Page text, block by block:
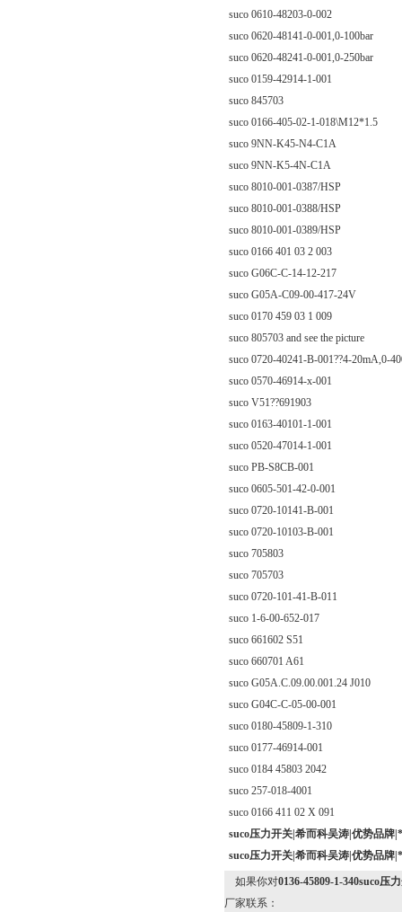
suco 0610-48203-0-002
suco 0620-48141-0-001,0-100bar
suco 0620-48241-0-001,0-250bar
suco 0159-42914-1-001
suco 845703
suco 0166-405-02-1-018\M12*1.5
suco 9NN-K45-N4-C1A
suco 9NN-K5-4N-C1A
suco 8010-001-0387/HSP
suco 8010-001-0388/HSP
suco 8010-001-0389/HSP
suco 0166 401 03 2 003
suco G06C-C-14-12-217
suco G05A-C09-00-417-24V
suco 0170 459 03 1 009
suco 805703 and see the picture
suco 0720-40241-B-001??4-20mA,0-
suco 0570-46914-x-001
suco V51??691903
suco 0163-40101-1-001
suco 0520-47014-1-001
suco PB-S8CB-001
suco 0605-501-42-0-001
suco 0720-10141-B-001
suco 0720-10103-B-001
suco 705803
suco 705703
suco 0720-101-41-B-011
suco 1-6-00-652-017
suco 661602 S51
suco 660701 A61
suco G05A.C.09.00.001.24 J010
suco G04C-C-05-00-001
suco 0180-45809-1-310
suco 0177-46914-001
suco 0184 45803 2042
suco 257-018-4001
suco 0166 411 02 X 091
suco压力开关|希而科吴涛|优势品牌
suco压力开关|希而科吴涛|优势品牌
如果你对0136-45809-1-340suco压
厂家联系：